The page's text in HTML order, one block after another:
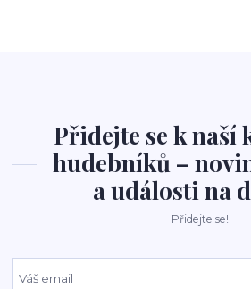
Přidejte se k naší
hudebníků –
a události na
Přidejte se!